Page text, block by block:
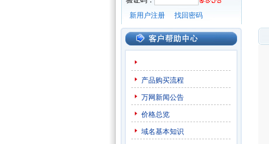
新用户注册
找回密码
产品购买流程
万网新闻公告
价格总览
域名基本知识